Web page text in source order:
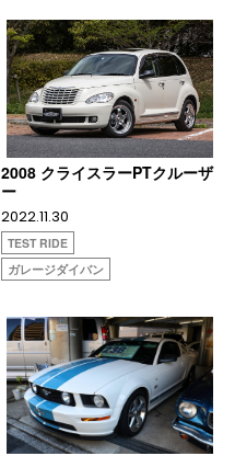
2008 クライスラーPTクルーザ
ー
2022.11.30
TEST RIDE
ガレージダイバン